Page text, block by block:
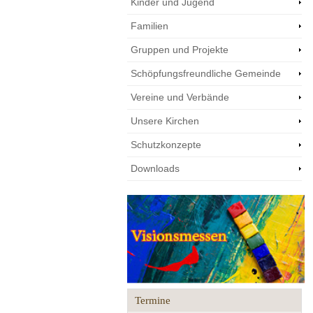
Familien
Gruppen und Projekte
Schöpfungsfreundliche Gemeinde
Vereine und Verbände
Unsere Kirchen
Schutzkonzepte
Downloads
Termine